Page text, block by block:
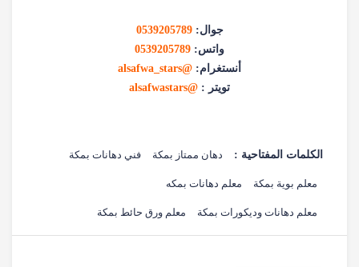
جوال:0539205789
واتس: 0539205789
أنستغرام: @alsafwa_stars
تويتر : @alsafwastars
الكلمات المفتاحية : دهان ممتاز بمكة فني دهانات بمكة
معلم بوية بمكة معلم دهانات بمكه
معلم دهانات وديكورات بمكة معلم ورق حائط بمكة